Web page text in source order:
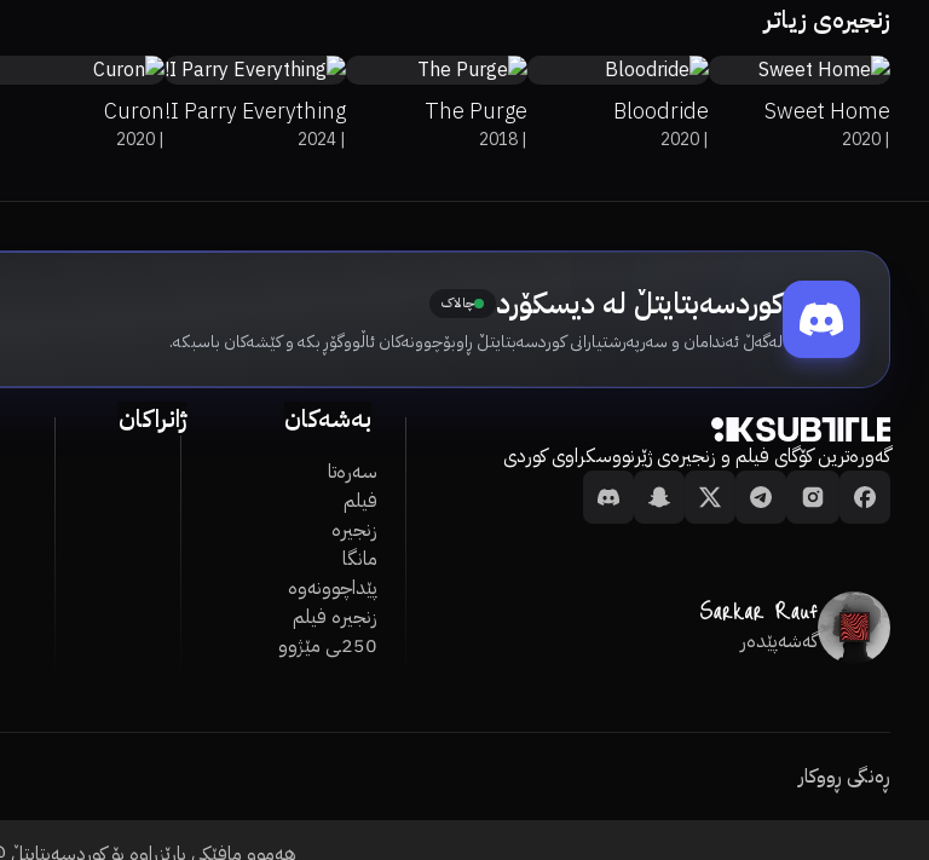
زنجیرەی زیاتر
Sweet Home
|
2020
Bloodride
|
2020
The Purge
|
2018
I Parry Everything!
|
2024
Curon
|
2020
کوردسەبتایتڵ لە دیسکۆرد چالاک
لەگەڵ ئەندامان و سەرپەرشتیارانی کوردسەبتایتڵ ڕاوبۆچوونەکان ئاڵووگۆڕ بکە و کێشەکان باسبکە.
گەورەترین کۆگای فیلم و زنجیرەی ژێرنووسکراوی کوردی
گەشەپێدەر
بەشەکان
سەرەتا
فیلم
زنجیرە
مانگا
پێداچوونەوە
زنجیرە فیلم
250ـی مێژوو
ژانراکان
ڕەنگی ڕووکار
هەموو مافێکی پارێزراوە بۆ کوردسەبتایتڵ